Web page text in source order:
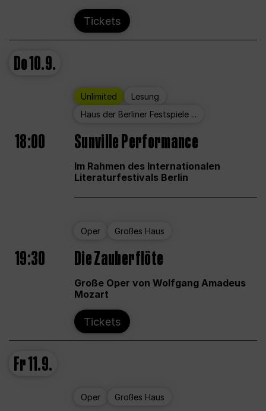
Tickets
Do10.9.
Unlimited
Lesung
Haus der Berliner Festspiele ...
18:00 Sunville Performance
Im Rahmen des Internationalen
Literaturfestivals Berlin
Oper Großes Haus
19:30 Die Zauberflöte
Große Oper von Wolfgang Amadeus
Mozart
Tickets
Fr11.9.
Oper Großes Haus